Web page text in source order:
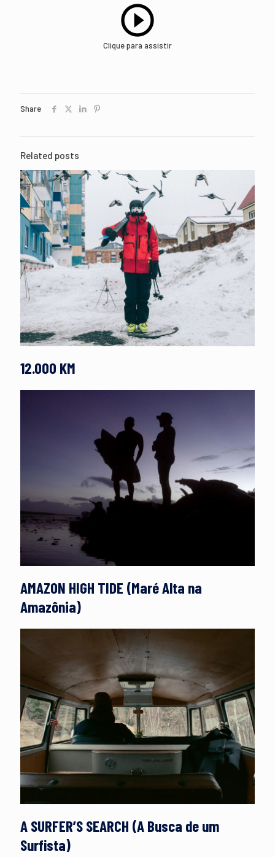
Clique para assistir
Share
Related posts
12.000 KM
AMAZON HIGH TIDE (Maré Alta na
Amazônia)
A SURFER’S SEARCH (A Busca de um
Surfista)